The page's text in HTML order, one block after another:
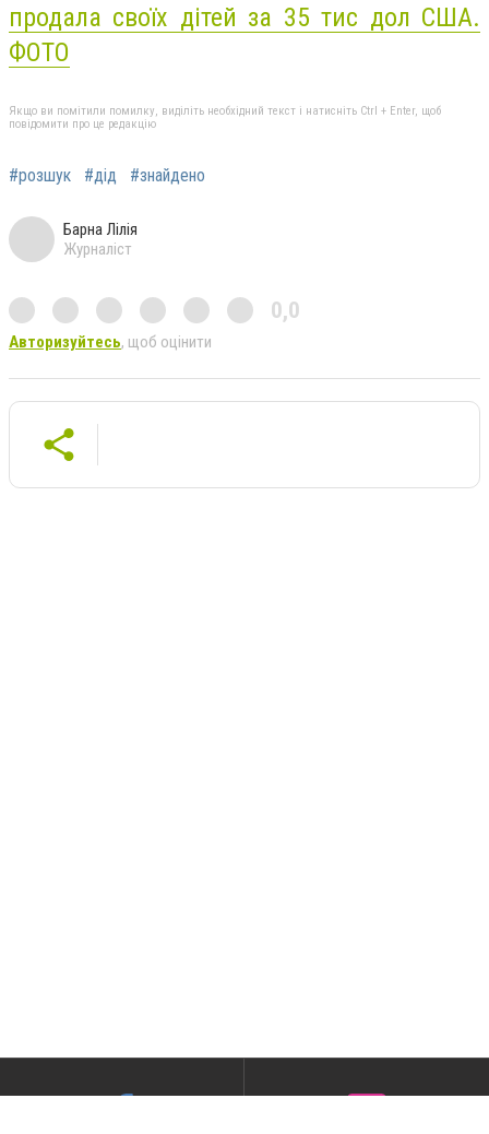
продала своїх дітей за 35 тис дол США.
ФОТО
Якщо ви помітили помилку, виділіть необхідний текст і натисніть Ctrl + Enter, щоб
повідомити про це редакцію
#розшук #дід #знайдено
Барна Лілія
Журналіст
0,0
Авторизуйтесь, щоб оцінити